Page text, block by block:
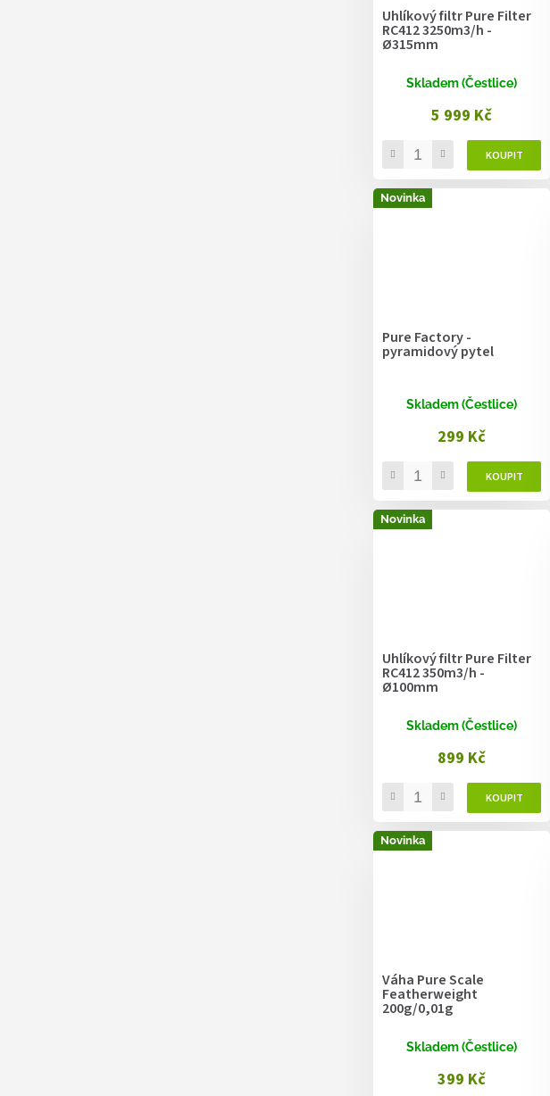
Uhlíkový filtr Pure Filter
RC412 3250m3/h -
Ø315mm
Skladem (Čestlice)
5 999 Kč
Novinka
Pure Factory -
pyramidový pytel
Skladem (Čestlice)
299 Kč
Novinka
Uhlíkový filtr Pure Filter
RC412 350m3/h -
Ø100mm
Skladem (Čestlice)
899 Kč
Novinka
Váha Pure Scale
Featherweight
200g/0,01g
Skladem (Čestlice)
399 Kč